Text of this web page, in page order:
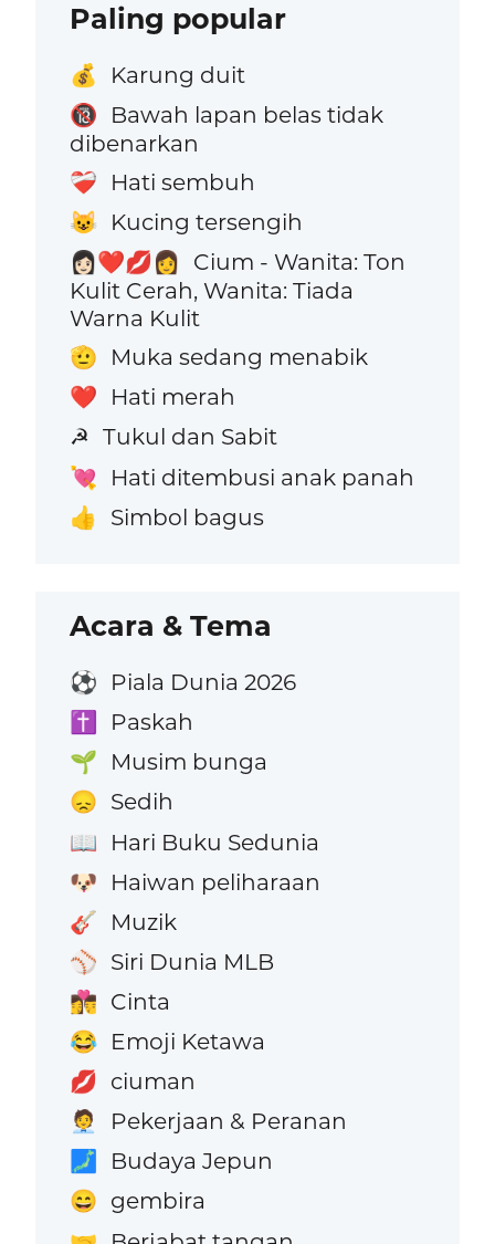
Paling popular
💰 Karung duit
🔞
Bawah lapan belas tidak
dibenarkan
❤️‍🩹 Hati sembuh
😺 Kucing tersengih
👩🏻‍❤️‍💋‍👩
Cium - Wanita: Ton
Kulit Cerah, Wanita: Tiada
Warna Kulit
🫡 Muka sedang menabik
❤️ Hati merah
☭ Tukul dan Sabit
💘 Hati ditembusi anak panah
👍 Simbol bagus
Acara & Tema
⚽ Piala Dunia 2026
✝️ Paskah
🌱 Musim bunga
😞 Sedih
📖 Hari Buku Sedunia
🐶 Haiwan peliharaan
🎸 Muzik
⚾ Siri Dunia MLB
👩‍❤️‍💋‍👨 Cinta
😂 Emoji Ketawa
💋 ciuman
🧑‍💼 Pekerjaan & Peranan
🗾 Budaya Jepun
😄 gembira